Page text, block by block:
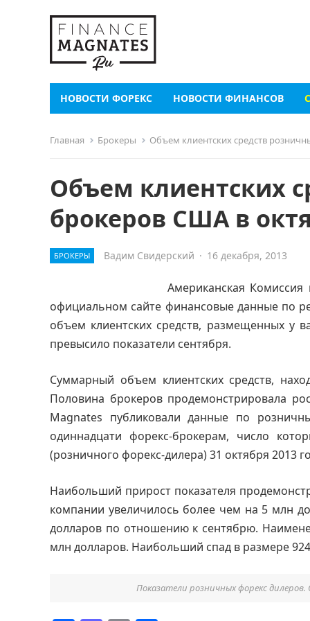
НОВОСТИ ФОРЕКС НОВОСТИ ФИНАНСОВ
Главная Брокеры Объем клиентских средств
Объем клиентских
брокеров США в
БРОКЕРЫ Вадим Свидерский · 16 декабря, 2013
Американская
официальном сайте финансовые данные по
объем клиентских средств, размещенных у
превысило показатели сентября.
Суммарный объем клиентских средств,
Половина брокеров продемонстрировала
Magnates публиковали данные по
одиннадцати форекс-брокерам, число
(розничного форекс-дилера) 31 октября 2013
Наибольший прирост показателя
компании увеличилось более чем на 5 млн
долларов по отношению к сентябрю.
млн долларов. Наибольший спад в размере
Показатели розничных форекс